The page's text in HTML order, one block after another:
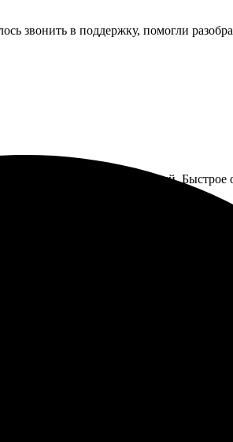
звонить в поддержку, помогли
заказа легкий и понятный.
Приятно удивила цена! Сервис на